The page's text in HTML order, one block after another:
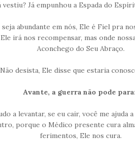
vestiu? Já empunhou a Espada do
seja abundante em nós, Ele é Fiel pra
irá nos recompensar, mas onde
Aconchego do Seu Abraço.
Não desista, Ele disse que estaria
Avante, a guerra não pode
a levantar, se eu cair, você me ajuda
porque o Médico presente cura
ferimentos, Ele nos cura.